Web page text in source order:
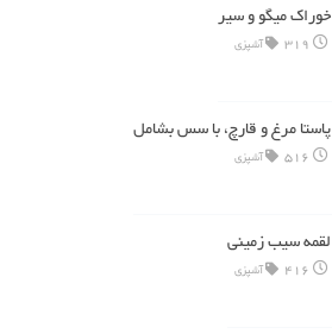
خوراک میگو و سیر
319 آشپزی
پاستا مرغ و قارچ، با سس بشامل
516 آشپزی
لقمه سیب زمینی
416 آشپزی